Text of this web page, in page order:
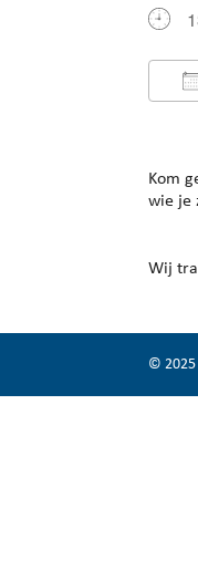
Kom
wie je
Wij
© 2025